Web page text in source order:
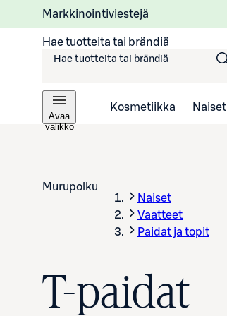
Markkinointiviestejä
Hae tuotteita tai brändiä
Avaa
valikko
Kosmetiikka Naiset
Murupolku
Naiset
Vaatteet
Paidat ja topit
T-paidat